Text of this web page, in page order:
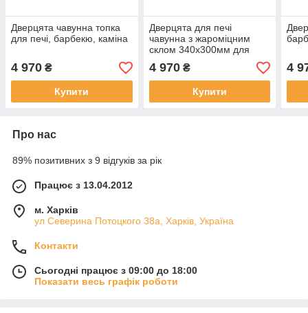
Дверцята чавунна топка
для печі, барбекю, каміна
4 970 ₴
Купити
Дверцята для печі
чавунна з жароміцним
склом 340х300мм для
4 970₴
Купити
4
Про нас
89% позитивних з 9 відгуків за рік
Працює з 13.04.2012
м. Харків
ул Северина Потоцкого 38а, Харків, Україна
Контакти
Сьогодні працює з 09:00 до 18:00
Показати весь графік роботи